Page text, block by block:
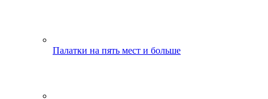
Палатки на пять мест и больше